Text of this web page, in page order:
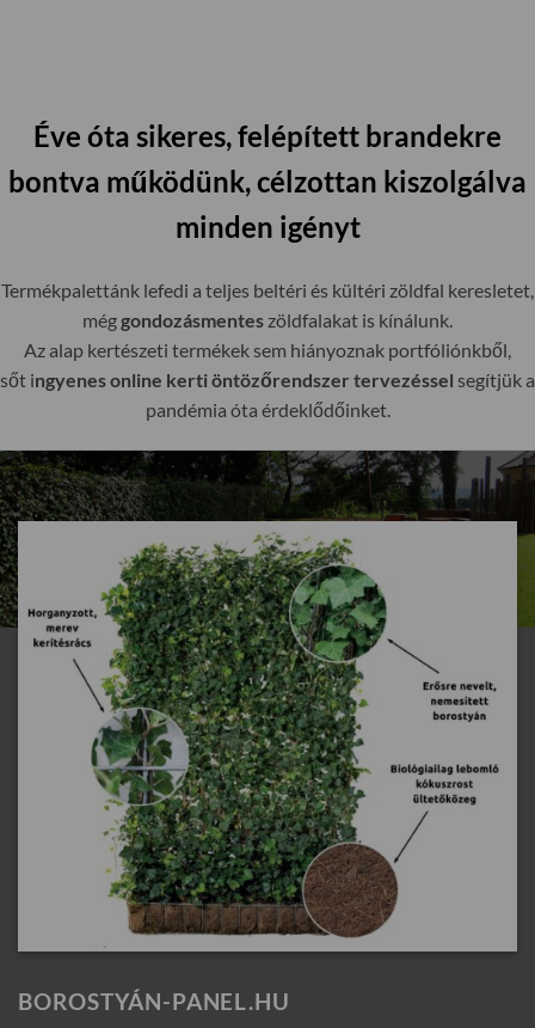
Éve óta sikeres, felépített brandekre
bontva működünk, célzottan kiszolgálva
minden igényt
Termékpalettánk lefedi a teljes beltéri és kültéri zöldfal keresletet,
méggondozásmentes zöldfalakat is kínálunk.
Az alap kertészeti termékek sem hiányoznak portfóliónkből,
sőt ingyenes online kerti öntözőrendszer tervezéssel segítjük a
pandémia óta érdeklődőinket.
BOROSTYÁN-PANEL.HU